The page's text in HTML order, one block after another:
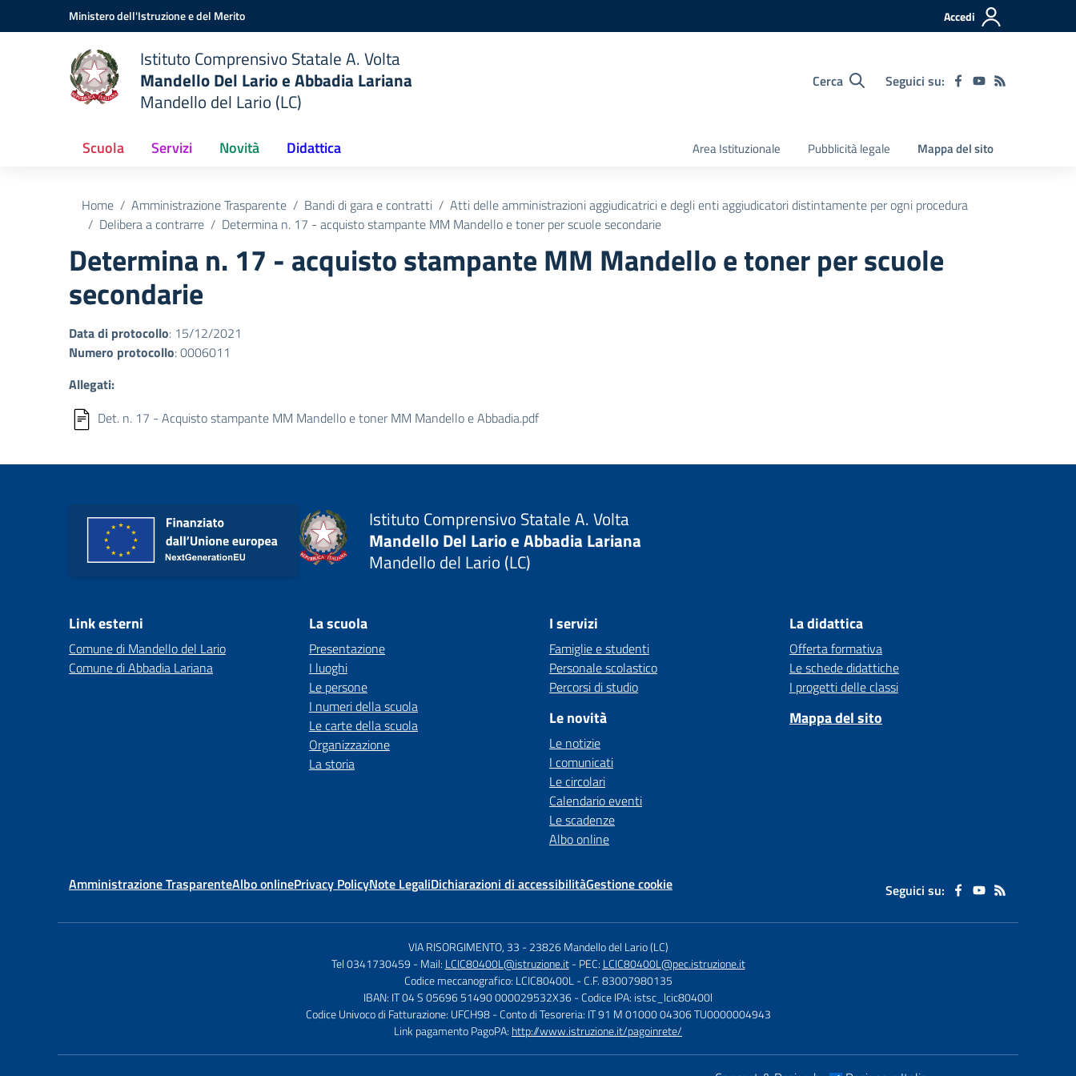
Vai ai contenuti
Vai al menu di navigazioneMinistero dell'Istruzione e del Merito Accedi
Istituto Comprensivo Statale A. Volta
Mandello Del Lario e Abbadia Lariana
Mandello del Lario (LC)
Cerca Seguici su:
Scuola Servizi Novità Didattica Area Istituzionale Pubblicità legale Mappa del sito
Home Amministrazione Trasparente Bandi di gara e contratti
Atti delle amministrazioni aggiudicatrici e degli enti aggiudicatori distintamente per ogni procedura
Delibera a contrarre
Determina n. 17 - acquisto stampante MM Mandello e toner per scuole secondarie
Determina n. 17 - acquisto stampante MM Mandello e toner per scuole
secondarie
Data di protocollo: 15/12/2021
Numero protocollo: 0006011
Allegati:
Det. n. 17 - Acquisto stampante MM Mandello e toner MM Mandello e Abbadia.pdf
Istituto Comprensivo Statale A. Volta
Mandello Del Lario e Abbadia Lariana
Mandello del Lario (LC)
Link esterni
Comune di Mandello del Lario
Comune di Abbadia Lariana
La scuola
Presentazione
I luoghi
Le persone
I numeri della scuola
Le carte della scuola
Organizzazione
La storia
I servizi
Famiglie e studenti
Personale scolastico
Percorsi di studio
Le novità
Le notizie
I comunicati
Le circolari
Calendario eventi
Le scadenze
Albo online
La didattica
Offerta formativa
Le schede didattiche
I progetti delle classi
Mappa del sito
Amministrazione TrasparenteAlbo onlinePrivacy PolicyNote LegaliDichiarazioni di accessibilitàGestione cookie Seguici su:
VIA RISORGIMENTO, 33 -23826 Mandello del Lario (LC)
Tel 0341730459 - Mail: LCIC80400L@istruzione.it - PEC: LCIC80400L@pec.istruzione.it
Codice meccanografico: LCIC80400L - C.F. 83007980135
IBAN: IT 04 S 05696 51490 000029532X36- Codice IPA: istsc_lcic80400l
Codice Univoco di Fatturazione: UFCH98 - Conto di Tesoreria: IT 91 M 01000 04306 TU0000004943
Link pagamento PagoPA: http://www.istruzione.it/pagoinrete/